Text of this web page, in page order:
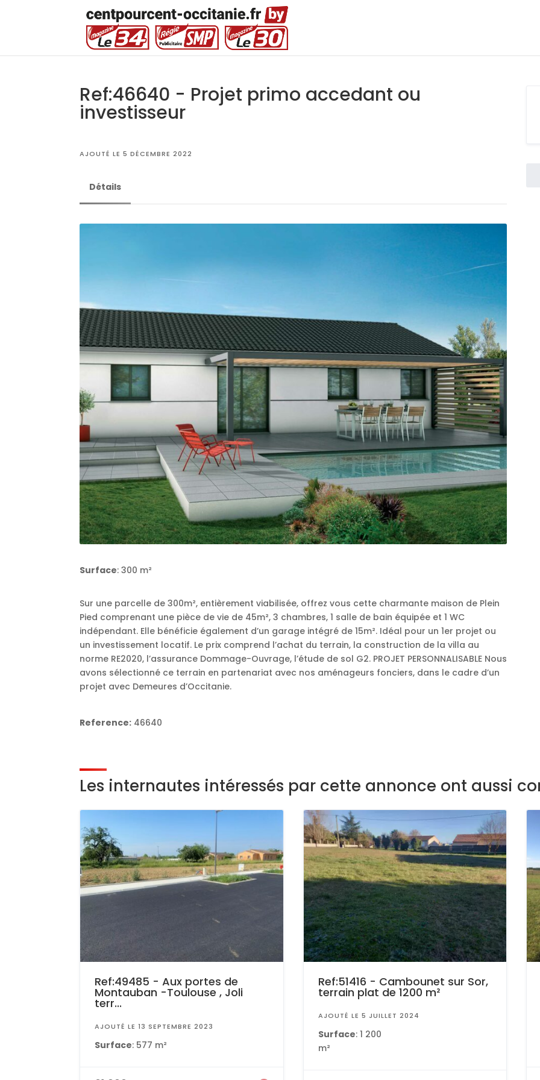
Ref:46640 - Projet primo accedant ou
investisseur
AJOUTÉ LE 5 DÉCEMBRE 2022
Détails
Surface: 300 m²
Sur une parcelle de 300m², entièrement viabilisée, offrez vous cette charmante maison de Plein
Pied comprenant une pièce de vie de 45m², 3 chambres, 1 salle de bain équipée et 1 WC
indépendant. Elle bénéficie également d’un garage intégré de 15m². Idéal pour un 1er projet ou
un investissement locatif. Le prix comprend l’achat du terrain, la construction de la villa au
norme RE2020, l’assurance Dommage-Ouvrage, l’étude de sol G2. PROJET PERSONNALISABLE Nous
avons sélectionné ce terrain en partenariat avec nos aménageurs fonciers, dans le cadre d’un
projet avec Demeures d’Occitanie.
Reference: 46640
Les internautes intéressés par cette annonce ont aussi
Ref:49485 - Aux portes de
Montauban -Toulouse , Joli
terr...
AJOUTÉ LE 13 SEPTEMBRE 2023
Surface: 577 m²
Ref:51416 - Cambounet sur Sor,
terrain plat de 1200 m²
AJOUTÉ LE 5 JUILLET 2024
Surface: 1 200
m²